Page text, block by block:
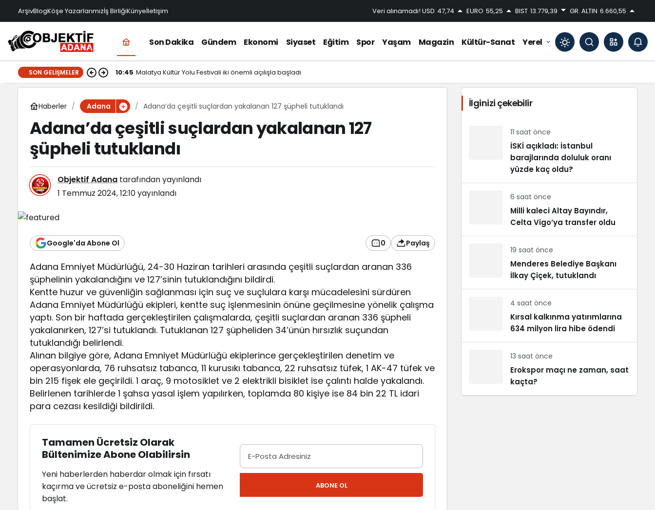
ArşivBlogKöşe Yazarlarımızİş BirliğiKünyeİletişim Veri alınamadı! USD 47,74 EURO 55,25 BIST 13.779,39 GR. ALTIN 6.660,55
Son Dakika Gündem Ekonomi Siyaset Eğitim Spor Yaşam Magazin Kültür-Sanat Yerel
Mod
değiştir
Gündüz modunu seçin.
Gece modunu seçin.
Sistem modunu seçin.
SON GELIŞMELER 10:45 Malatya Kültür Yolu Festivali iki önemli açılışla başladı
Haberler Adana Adana’da çeşitli suçlardan yakalanan 127 şüpheli tutuklandı
Adana’da çeşitli suçlardan yakalanan 127
şüpheli tutuklandı
Objektif Adana tarafından yayınlandı
1 Temmuz 2024, 12:10yayınlandı
Google'da Abone Ol 0 Paylaş
Adana Emniyet Müdürlüğü, 24-30 Haziran tarihleri arasında çeşitli suçlardan aranan 336
şüphelinin yakalandığını ve 127’sinin tutuklandığını bildirdi.
Kentte huzur ve güvenliğin sağlanması için suç ve suçlulara karşı mücadelesini sürdüren
Adana Emniyet Müdürlüğü ekipleri, kentte suç işlenmesinin önüne geçilmesine yönelik çalışma
yaptı. Son bir haftada gerçekleştirilen çalışmalarda, çeşitli suçlardan aranan 336 şüpheli
yakalanırken, 127’si tutuklandı. Tutuklanan 127 şüpheliden 34’ünün hırsızlık suçundan
tutuklandığı belirlendi.
Alınan bilgiye göre, Adana Emniyet Müdürlüğü ekiplerince gerçekleştirilen denetim ve
operasyonlarda, 76 ruhsatsız tabanca, 11 kurusıkı tabanca, 22 ruhsatsız tüfek, 1 AK-47 tüfek ve
bin 215 fişek ele geçirildi. 1 araç, 9 motosiklet ve 2 elektrikli bisiklet ise çalıntı halde yakalandı.
Belirlenen tarihlerde 1 şahsa yasal işlem yapılırken, toplamda 80 kişiye ise 84 bin 22 TL idari
para cezası kesildiği bildirildi.
Tamamen Ücretsiz Olarak
Bültenimize Abone Olabilirsin
Yeni haberlerden haberdar olmak için fırsatı
kaçırma ve ücretsiz e-posta aboneliğini hemen
başlat.
ABONE OL
İlginizi çekebilir
11 saat önce
İSKİ açıkladı: İstanbul
barajlarında doluluk oranı
yüzde kaç oldu?
6 saat önce
Milli kaleci Altay Bayındır,
Celta Vigo’ya transfer oldu
19 saat önce
Menderes Belediye Başkanı
İlkay Çiçek, tutuklandı
4 saat önce
Kırsal kalkınma yatırımlarına
634 milyon lira hibe ödendi
13 saat önce
Erokspor maçı ne zaman, saat
kaçta?